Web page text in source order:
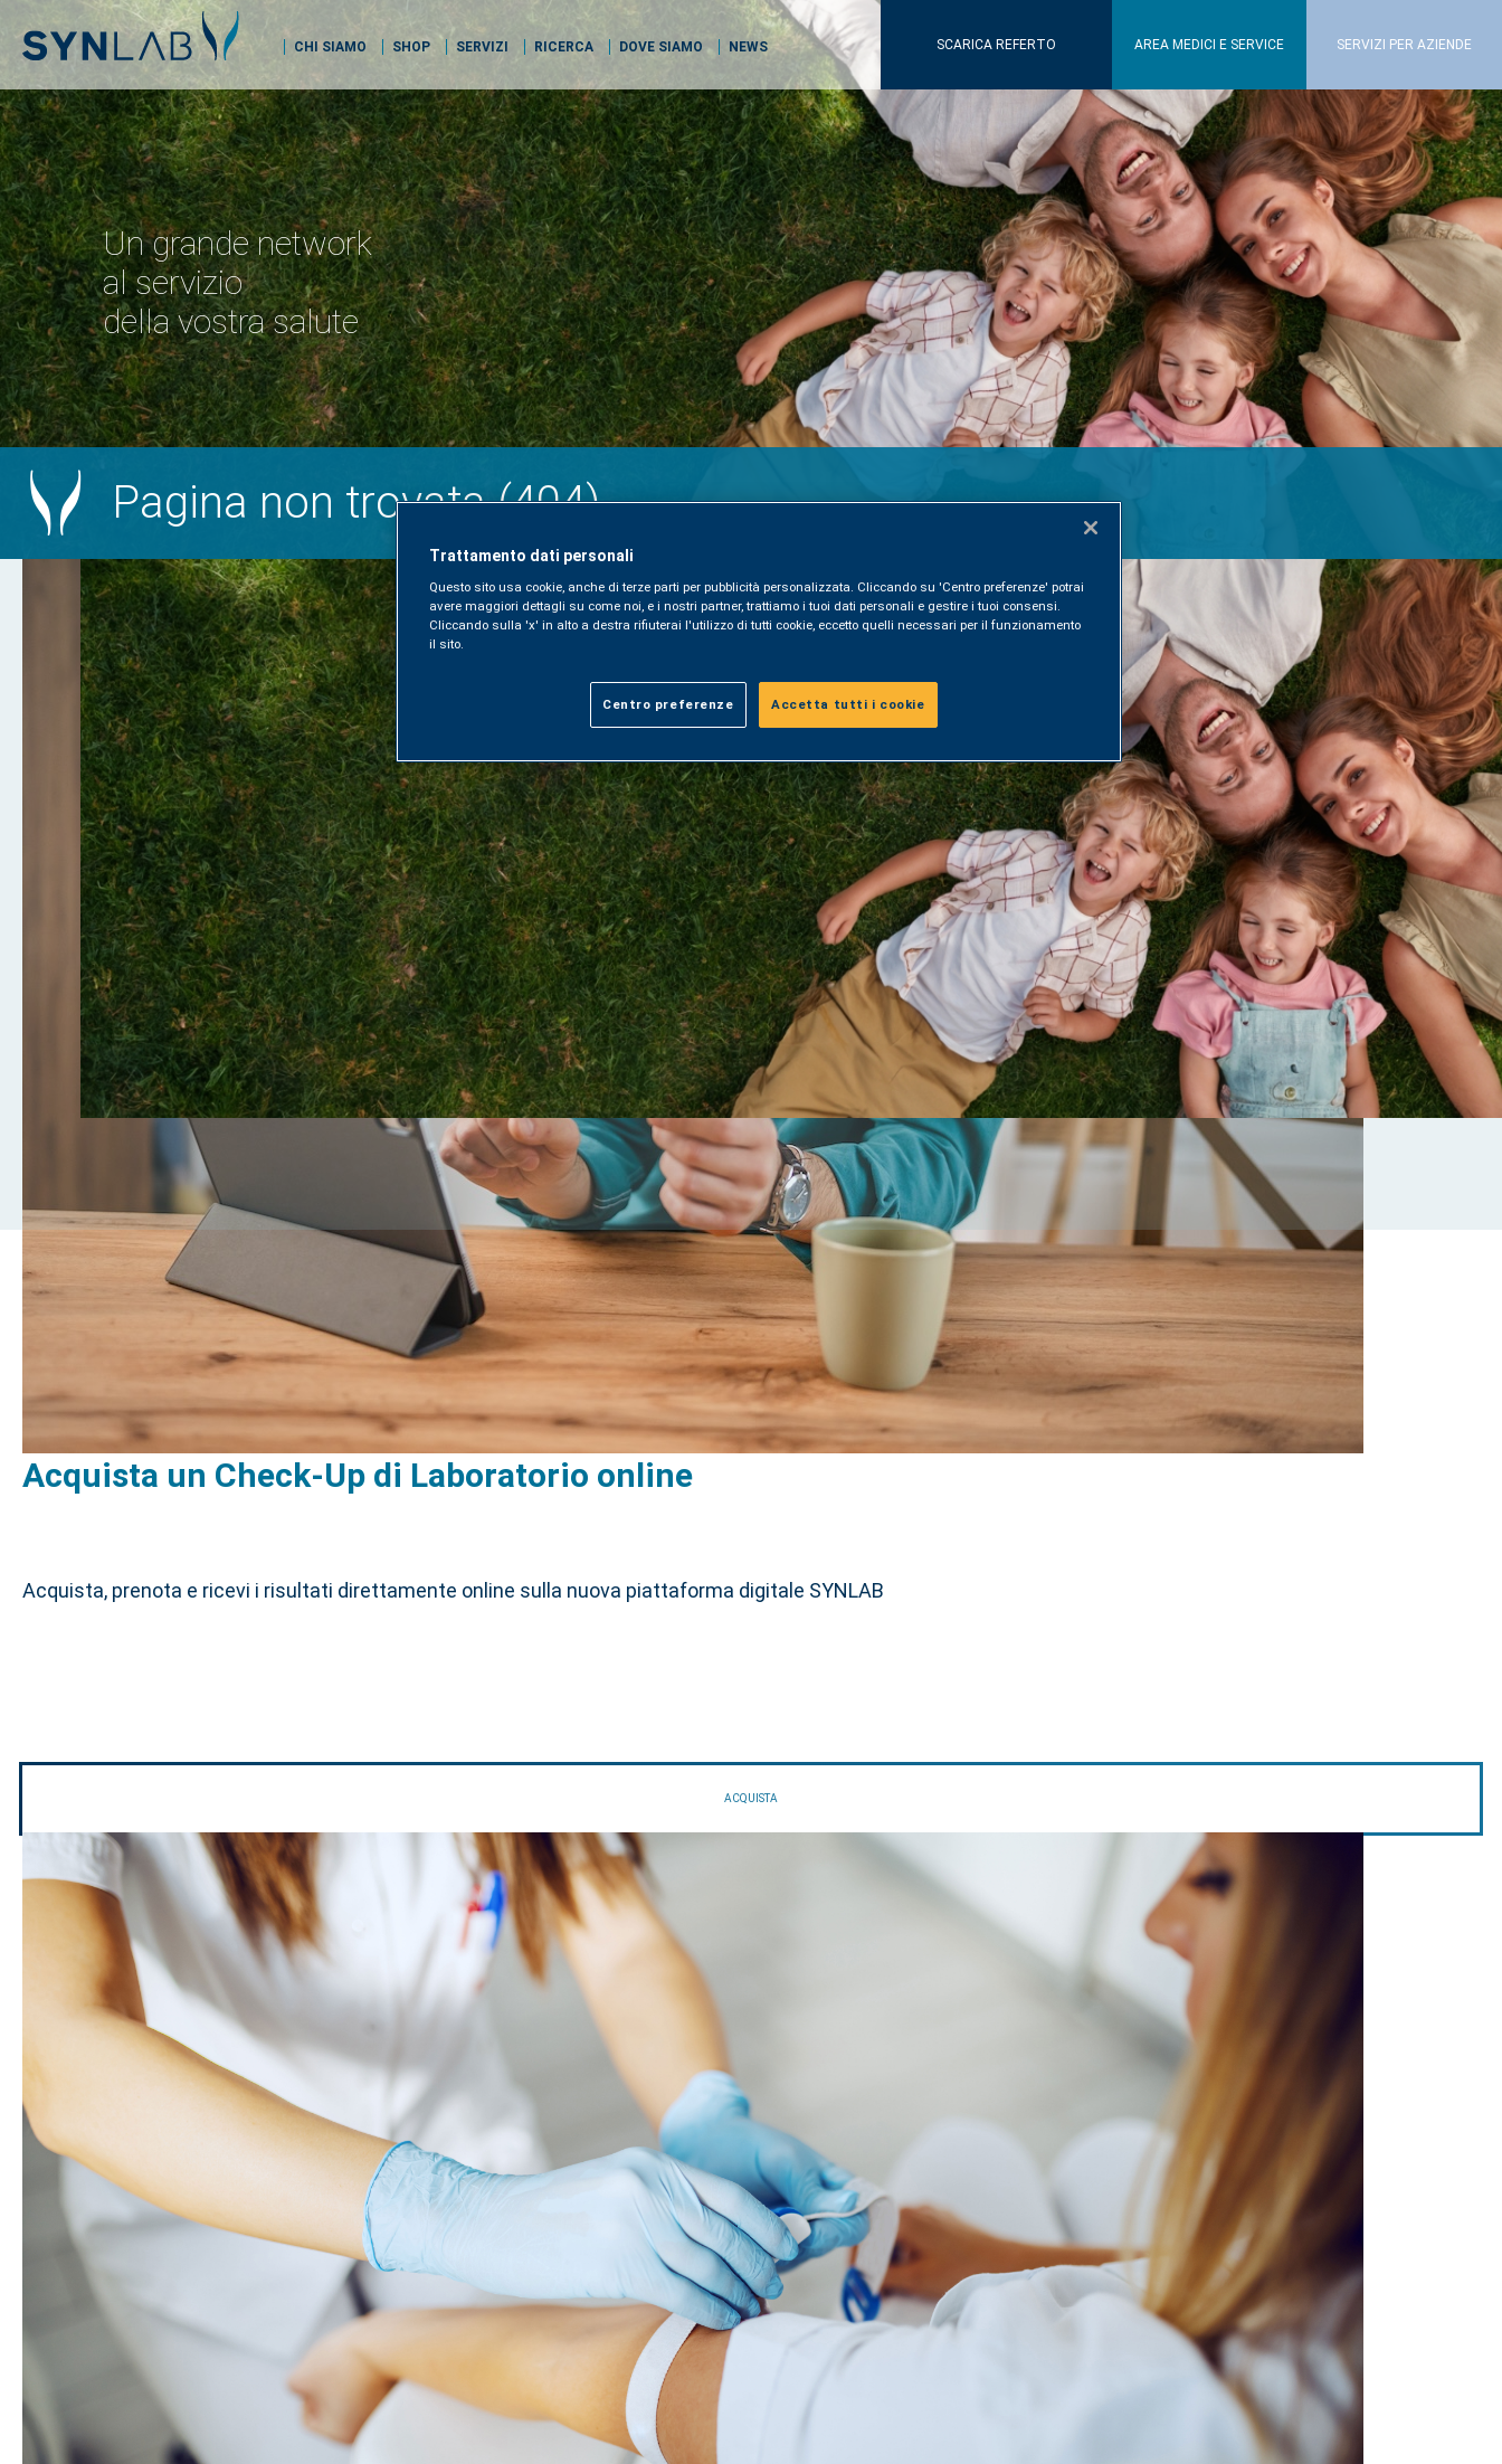
CHI SIAMO SHOP SERVIZI RICERCA DOVE SIAMO NEWS SCARICA REFERTO AREA MEDICI E SERVICE SERVIZI PER AZIENDE
Un grande network
al servizio
della vostra salute
Pagina non trovata (404)
Acquista un Check-Up di Laboratorio online
Acquista, prenota e ricevi i risultati direttamente online sulla nuova piattaforma digitale SYNLAB
ACQUISTA
Trattamento dati personali
Questo sito usa cookie, anche di terze parti per pubblicità personalizzata. Cliccando su 'Centro preferenze' potrai
avere maggiori dettagli su come noi, e i nostri partner, trattiamo i tuoi dati personali e gestire i tuoi consensi.
Cliccando sulla 'x' in alto a destra rifiuterai l'utilizzo di tutti cookie, eccetto quelli necessari per il funzionamento
il sito.
Centro preferenze Accetta tutti i cookie